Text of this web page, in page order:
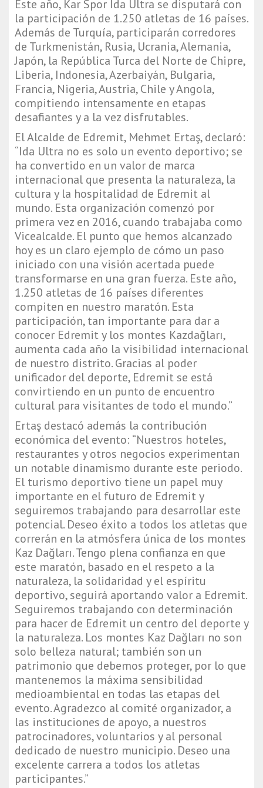
Este año, Kar Spor Ida Ultra se disputará con
la participación de 1.250 atletas de 16 países.
Además de Turquía, participarán corredores
de Turkmenistán, Rusia, Ucrania, Alemania,
Japón, la República Turca del Norte de Chipre,
Liberia, Indonesia, Azerbaiyán, Bulgaria,
Francia, Nigeria, Austria, Chile y Angola,
compitiendo intensamente en etapas
desafiantes y a la vez disfrutables.
El Alcalde de Edremit, Mehmet Ertaş, declaró:
“Ida Ultra no es solo un evento deportivo; se
ha convertido en un valor de marca
internacional que presenta la naturaleza, la
cultura y la hospitalidad de Edremit al
mundo. Esta organización comenzó por
primera vez en 2016, cuando trabajaba como
Vicealcalde. El punto que hemos alcanzado
hoy es un claro ejemplo de cómo un paso
iniciado con una visión acertada puede
transformarse en una gran fuerza. Este año,
1.250 atletas de 16 países diferentes
compiten en nuestro maratón. Esta
participación, tan importante para dar a
conocer Edremit y los montes Kazdağları,
aumenta cada año la visibilidad internacional
de nuestro distrito. Gracias al poder
unificador del deporte, Edremit se está
convirtiendo en un punto de encuentro
cultural para visitantes de todo el mundo.”
Ertaş destacó además la contribución
económica del evento: “Nuestros hoteles,
restaurantes y otros negocios experimentan
un notable dinamismo durante este periodo.
El turismo deportivo tiene un papel muy
importante en el futuro de Edremit y
seguiremos trabajando para desarrollar este
potencial. Deseo éxito a todos los atletas que
correrán en la atmósfera única de los montes
Kaz Dağları. Tengo plena confianza en que
este maratón, basado en el respeto a la
naturaleza, la solidaridad y el espíritu
deportivo, seguirá aportando valor a Edremit.
Seguiremos trabajando con determinación
para hacer de Edremit un centro del deporte y
la naturaleza. Los montes Kaz Dağları no son
solo belleza natural; también son un
patrimonio que debemos proteger, por lo que
mantenemos la máxima sensibilidad
medioambiental en todas las etapas del
evento. Agradezco al comité organizador, a
las instituciones de apoyo, a nuestros
patrocinadores, voluntarios y al personal
dedicado de nuestro municipio. Deseo una
excelente carrera a todos los atletas
participantes.”